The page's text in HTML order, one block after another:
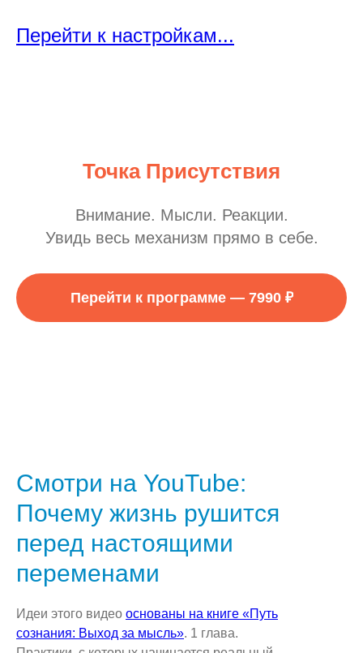
Перейти к настройкам...
Точка Присутствия
Внимание. Мысли. Реакции.
Увидь весь механизм прямо в себе.
Перейти к программе — 7990 ₽
Смотри на YouTube:
Почему жизнь рушится
перед настоящими
переменами
Идеи этого видео основаны на книге «Путь
сознания: Выход за мысль». 1 глава.